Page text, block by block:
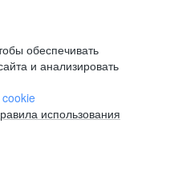
обеспечивать
и анализировать
использования